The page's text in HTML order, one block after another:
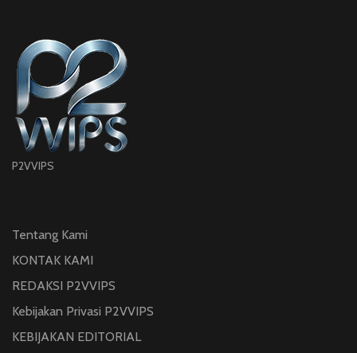
P2VVIPS
Tentang Kami
KONTAK KAMI
REDAKSI P2VVIPS
Kebijakan Privasi P2VVIPS
KEBIJAKAN EDITORIAL